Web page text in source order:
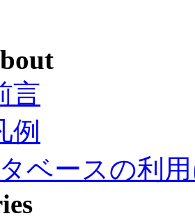
言
例
ベースの利